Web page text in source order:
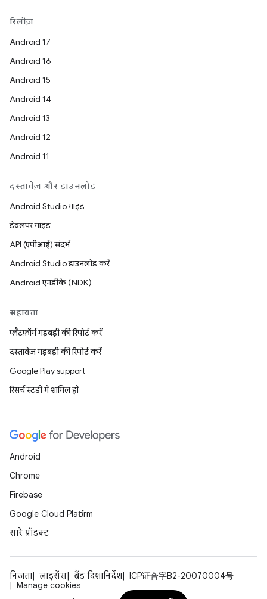
रिलीज़
Android 17
Android 16
Android 15
Android 14
Android 13
Android 12
Android 11
दस्तावेज़ और डाउनलोड
Android Studio गाइड
डेवलपर गाइड
API (एपीआई) संदर्भ
Android Studio डाउनलोड करें
Android एनडीके (NDK)
सहायता
प्लैटफ़ॉर्म गड़बड़ी की रिपोर्ट करें
दस्तावेज़ गड़बड़ी की रिपोर्ट करें
Google Play support
रिसर्च स्टडी में शामिल हों
Android
Chrome
Firebase
Google Cloud Platform
सारे प्रॉडक्ट
निजता लाइसेंस ब्रैंड दिशानिर्देश
ICP证合字B2-20070004号
Manage cookies